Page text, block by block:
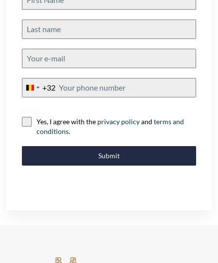
Belgium
+32
Yes, I agree with the privacy policyandterms and
conditions.
Submit